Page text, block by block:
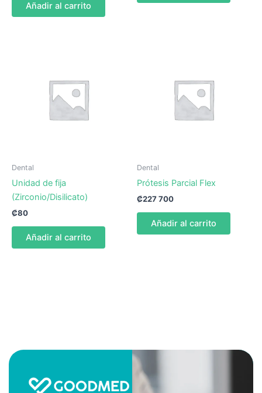
Añadir al carrito
Dental
Unidad de fija
(Zirconio/Disilicato)
₡80
Añadir al carrito
Dental
Prótesis Parcial Flex
₡227 700
Añadir al carrito